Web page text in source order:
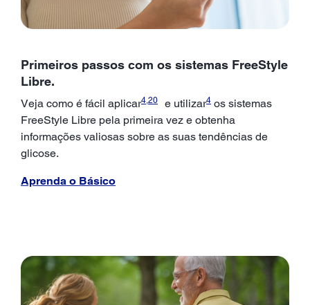
Primeiros passos com os sistemas FreeStyle
Libre.
Veja como é fácil aplicar4,20 e utilizar4 os sistemas
FreeStyle Libre pela primeira vez e obtenha
informações valiosas sobre as suas tendências de
glicose.
Aprenda o Básico